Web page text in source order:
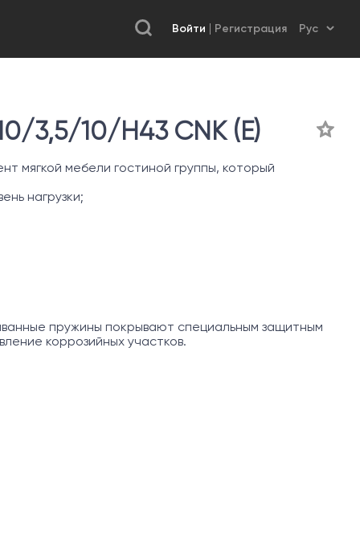
Войти Регистрация
3,5/10/H43 CNK (Е)
мягкой мебели гостиной группы, который
нагрузки;
пружины покрывают специальным защитным
коррозийных участков.